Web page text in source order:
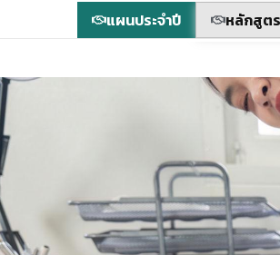
แผนประจำปี หลักสูตร